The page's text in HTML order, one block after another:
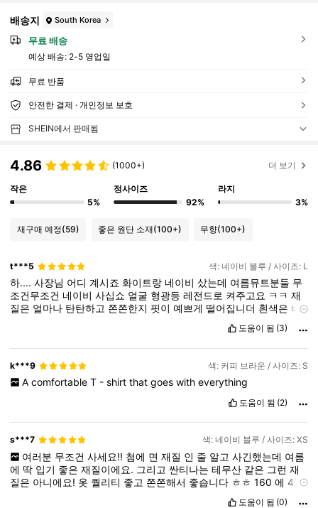
배송지 South Korea
무료 배송
예상 배송: 2-5 영업일
무료 반품
안전한 결제 · 개인정보 보호
SHEIN에서 판매됨
4.86 (1000+) 더 보기
작은
5%
정사이즈
92%
라지
3%
재구매 예정(59) 좋은 원단 소재(100+) 무향(100+)
t***5 색: 네이비 블루 / 사이즈: L
하....사장님 어디 계시죠 화이트랑 네이비샀는데 여름뮤트분들 무
조건무조건 네이비사십쇼 얼굴 형광등레전드로 켜주고요 ㅋㅋ재
질은 얼마나 탄탄하고 쫀쫀한지 핏이예쁘게 떨어집니더 흰색은 비
도움이 됨 (3)
k***9 색: 커피 브라운 / 사이즈: S
A comfortable T - shirt that goes with everything
도움이 됨 (2)
s***7 색: 네이비 블루 / 사이즈: XS
여러분 무조건 사세요!! 첨에 면 재질 인 줄 알고 사긴했는데 여름
에 딱 입기 좋은재질이에요. 그리고싼티나는테무산 같은 그런재
질은 아니에요! 옷 퀄리티 좋고 쫀쫀해서 좋습니다 ㅎㅎ160에47
도움이 됨 (0)